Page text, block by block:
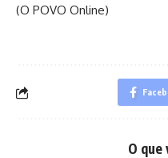
(O POVO Online)
O que